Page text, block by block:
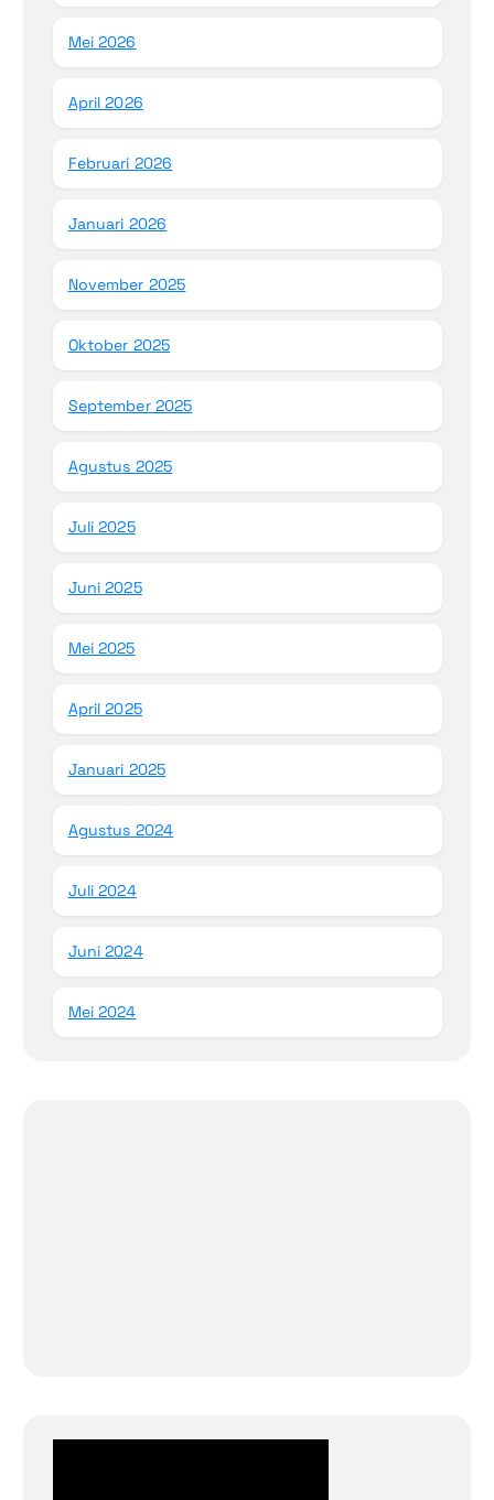
Mei 2026
April 2026
Februari 2026
Januari 2026
November 2025
Oktober 2025
September 2025
Agustus 2025
Juli 2025
Juni 2025
Mei 2025
April 2025
Januari 2025
Agustus 2024
Juli 2024
Juni 2024
Mei 2024